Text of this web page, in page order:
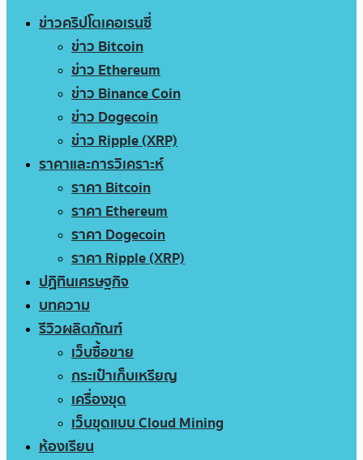
ข่าวคริปโตเคอเรนซี่
ข่าว Bitcoin
ข่าว Ethereum
ข่าว Binance Coin
ข่าว Dogecoin
ข่าว Ripple (XRP)
ราคาและการวิเคราะห์
ราคา Bitcoin
ราคา Ethereum
ราคา Dogecoin
ราคา Ripple (XRP)
ปฏิทินเศรษฐกิจ
บทความ
รีวิวผลิตภัณฑ์
เว็บซื้อขาย
กระเป๋าเก็บเหรียญ
เครื่องขุด
เว็บขุดแบบ Cloud Mining
ห้องเรียน